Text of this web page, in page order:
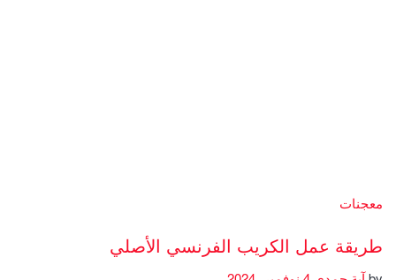
معجنات
طريقة عمل الكريب الفرنسي الأصلي